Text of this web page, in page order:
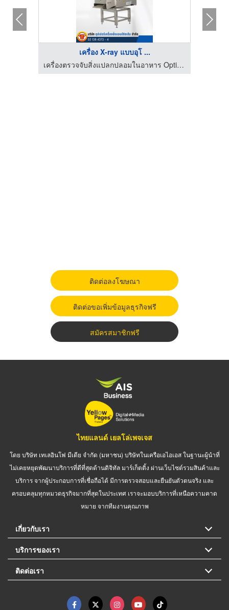
เครื่อง X-ray แบบอุโ ...
เครื่องตรวจจับสิ่งแปลกปลอมในอาหาร Optical Sorter
ติดต่อลงโฆษณา
ติดต่อขอเพิ่มข้อมูลธุรกิจฟรี
สมัครสมาชิกฟรี
ไทยแลนด์ เยลโล่เพจเจส
โดย บริษัท เทเลอินโฟ มีเดีย จำกัด (มหาชน) บริษัทในเครือเอไอเอส ในฐานะผู้นำที่
ไม่เคยหยุดพัฒนาบริการที่ดีที่สุดด้านดิจิทัล มาร์เก็ตติ้ง ผ่านเว็บไซต์รวมสินค้าและ
บริการ จากผู้ประกอบการที่เชื่อถือได้ มีการตรวจสอบและยืนยันตัวตนจริง และ
ครอบคลุมทุกหมวดธุรกิจมากที่สุดในประเทศ เราจะมอบบริการที่เหนือความคาด
หมาย จากทีมงานคุณภาพ
เกี่ยวกับเรา
บริการของเรา
ติดต่อเรา